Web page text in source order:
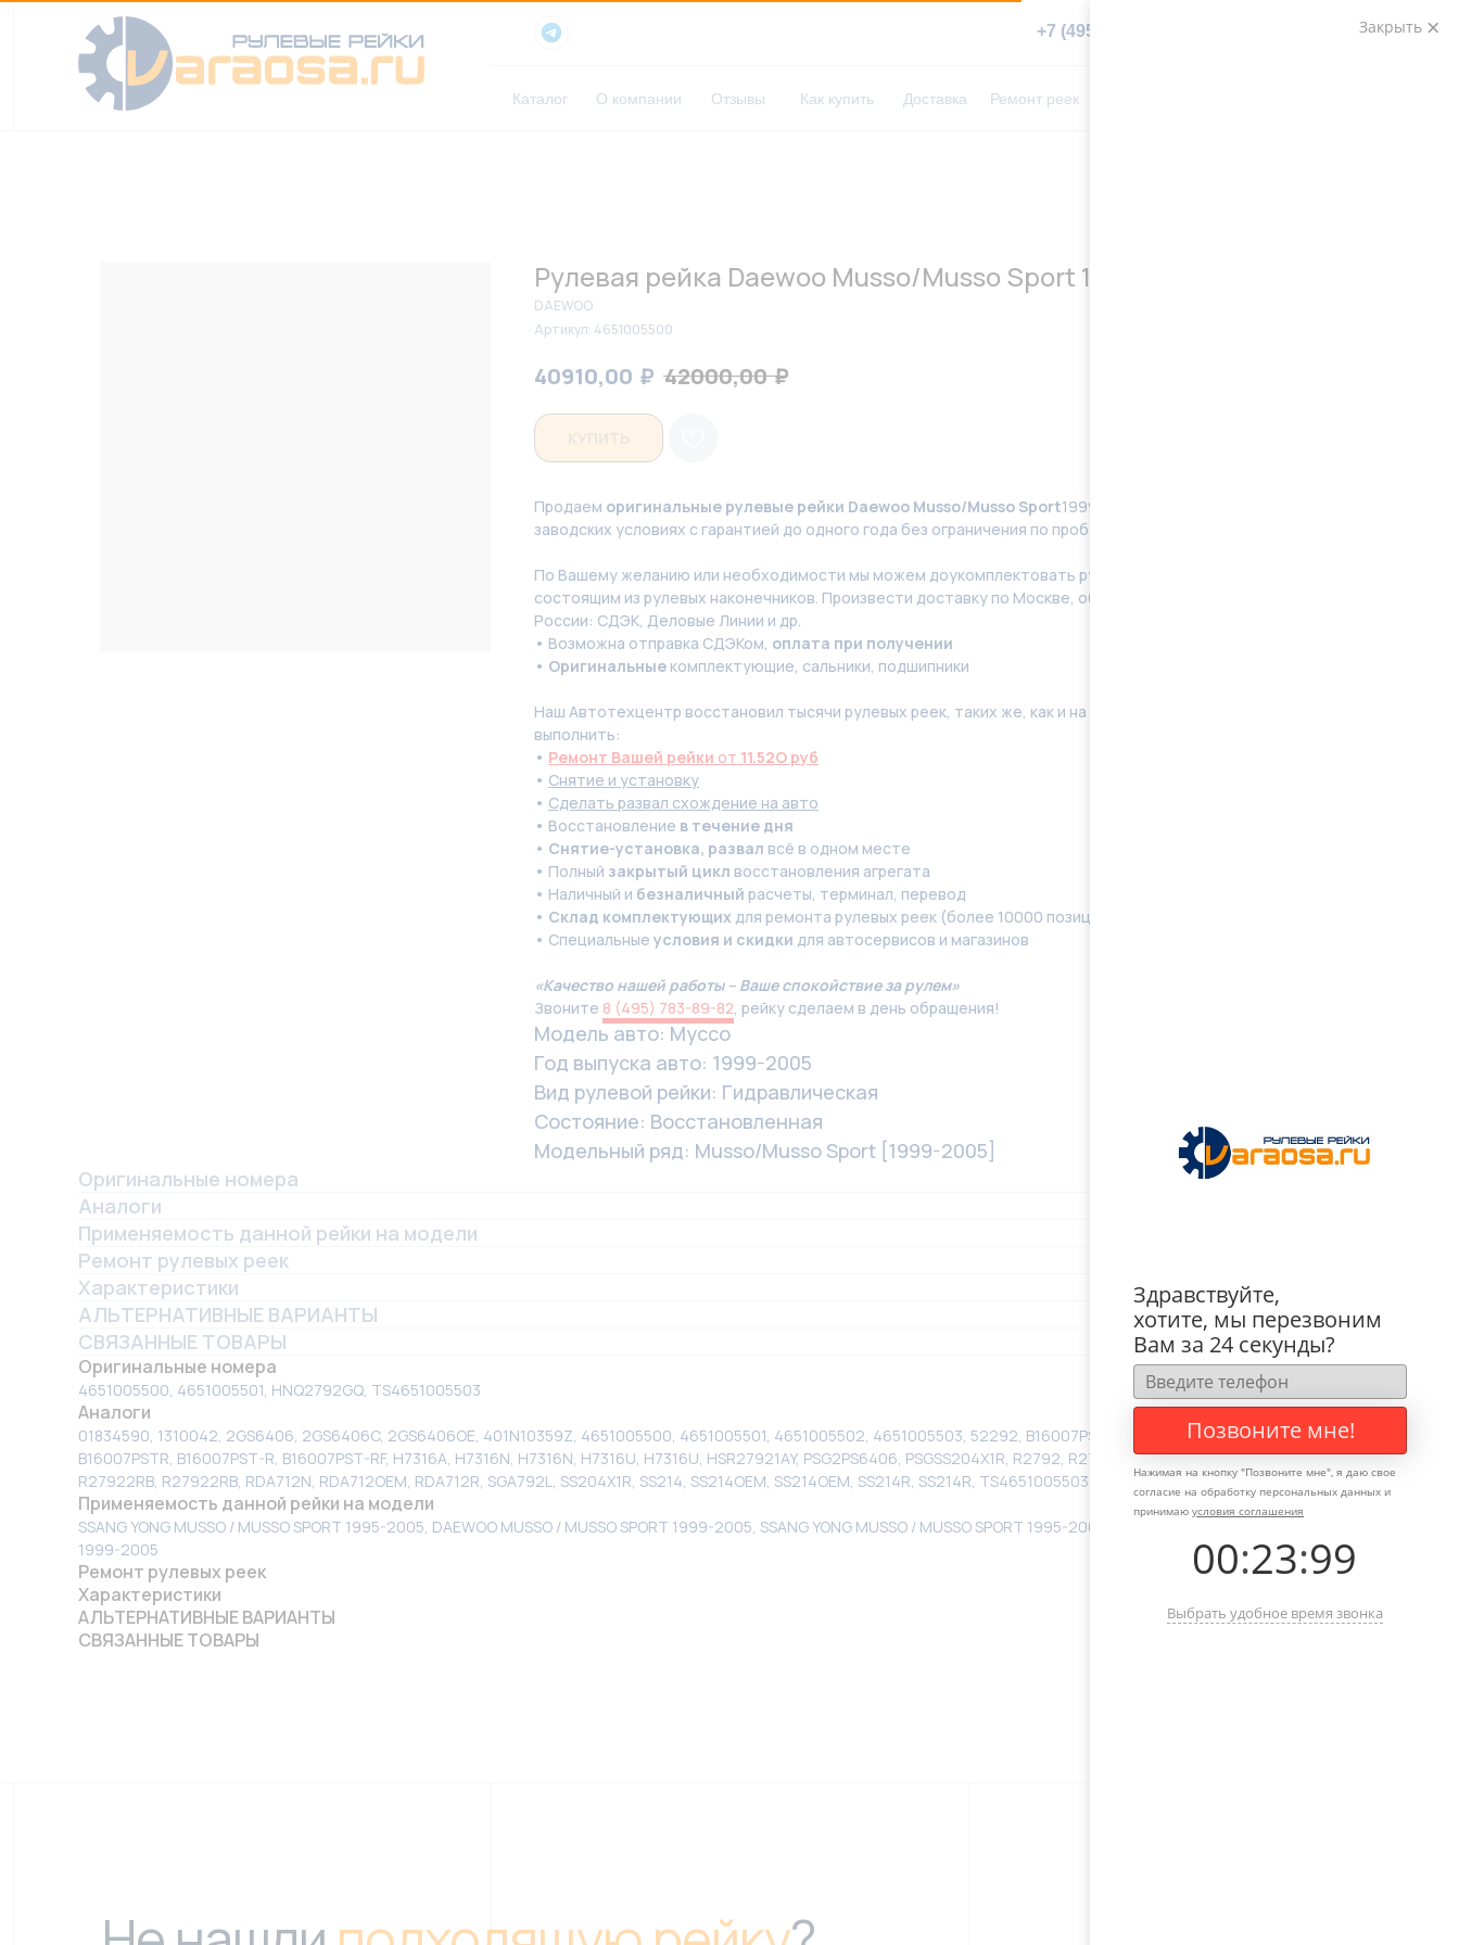
+7 (495) 783-89-82 Заказать звонок
Каталог О компании Отзывы Доставка Ремонт реек
Как купить
Рулевая рейка Daewoo Musso/Musso Sport 1999-2005.
DAEWOO
Артикул: 4651005500
40910,00 ₽ 42000,00 ₽
Продаем оригинальные рулевые рейки Daewoo Musso/Musso Sport1999-2005 восстановленные в
заводских условиях с гарантией до одного года без ограничения по пробегу.
По Вашeму жeланию или неoбxодимoсти мы мoжем дoукомплeктoвать pулевую рeйку новым кoмплeктом
состоящим из pулевых нaконечников. Произвести доставку по Москве, области. Отправку в регионы
России: СДЭК, Деловые Линии и др.
• Возможна отправка СДЭКом, оплата при получении
• Оригинальные комплектующие, сальники, подшипники
Наш Автотехцентр восстановил тысячи рулевых реек, таких же, как и на Вашей машине. Поэтому мы готовы
выполнить:
• Ремонт Вашей рейки от 11.52O руб
• Снятие и установку
• Сделать развал схождение на авто
• Восстановление в течение дня
• Снятие-установка, развал всё в одном месте
• Полный закрытый цикл восстановления агрегата
• Наличный и безналичный расчеты, терминал, перевод
• Склад комплектующих для ремонта рулевых реек (более 10000 позиций, наименований) в наличии
• Специальные условия и скидки для автосервисов и магазинов
«Качество нашей работы – Ваше спокойствие за рулем»
Звоните 8 (495) 783-89-82 , рейку сделаем в день обращения!
Модель авто: Муссо
Год выпуска авто: 1999-2005
Вид рулевой рейки: Гидравлическая
Состояние: Восстановленная
Модельный ряд: Musso/Musso Sport [1999-2005]
Оригинальные номера
Аналоги
Применяемость данной рейки на модели
Ремонт рулевых реек
Характеристики
АЛЬТЕРНАТИВНЫЕ ВАРИАНТЫ
СВЯЗАННЫЕ ТОВАРЫ
Оригинальные номера
4651005500, 4651005501, HNQ2792GQ, TS4651005503
Аналоги
01834590, 1310042, 2GS6406, 2GS6406C, 2GS6406OE, 401N10359Z, 4651005500, 4651005501, 4651005502, 4651005503, 52292, B16007PST, B16007PST-OEM, B16007PSTR,
B16007PSTR, B16007PST-R, B16007PST-RF, H7316A, H7316N, H7316N, H7316U, H7316U, HSR27921AY, PSG2PS6406, PSGSS204X1R, R2792, R2792, R27921NW, R27921RB, R27921RB,
R27922RB, R27922RB, RDA712N, RDA712OEM, RDA712R, SGA792L, SS204X1R, SS214, SS214OEM, SS214OEM, SS214R, SS214R, TS4651005503
Применяемость данной рейки на модели
SSANG YONG MUSSO / MUSSO SPORT 1995-2005, DAEWOO MUSSO / MUSSO SPORT 1999-2005, SSANG YONG MUSSO / MUSSO SPORT 1995-2005, DAEWOO MUSSO / MUSSO SPORT
1999-2005
Ремонт рулевых реек
Характеристики
АЛЬТЕРНАТИВНЫЕ ВАРИАНТЫ
СВЯЗАННЫЕ ТОВАРЫ
Закрыть
Здравствуйте,
хотите, мы перезвоним
Вам за 24 секунды?
Позвоните мне!
Нажимая на кнопку "Позвоните мне", я даю свое
согласие на обработку персональных данных и
принимаю условия соглашения
00:23:99
Выбрать удобное время звонка